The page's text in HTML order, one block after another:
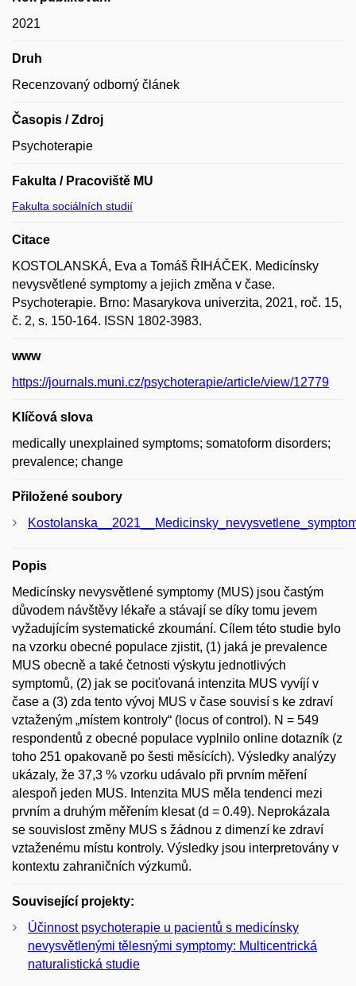
2021
Druh
Recenzovaný odborný článek
Časopis / Zdroj
Psychoterapie
Fakulta / Pracoviště MU
Fakulta sociálních studií
Citace
KOSTOLANSKÁ, Eva a Tomáš ŘIHÁČEK. Medicínsky
nevysvětlené symptomy a jejich změna v čase.
Psychoterapie. Brno: Masarykova univerzita, 2021, roč. 15,
č. 2, s. 150-164. ISSN 1802-3983.
www
https://journals.muni.cz/psychoterapie/article/view/12779
Klíčová slova
medically unexplained symptoms; somatoform disorders;
prevalence; change
Přiložené soubory
Popis
Medicínsky nevysvětlené symptomy (MUS) jsou častým
důvodem návštěvy lékaře a stávají se díky tomu jevem
vyžadujícím systematické zkoumání. Cílem této studie bylo
na vzorku obecné populace zjistit, (1) jaká je prevalence
MUS obecně a také četnosti výskytu jednotlivých
symptomů, (2) jak se pociťovaná intenzita MUS vyvíjí v
čase a (3) zda tento vývoj MUS v čase souvisí s ke zdraví
vztaženým „místem kontroly“ (locus of control). N = 549
respondentů z obecné populace vyplnilo online dotazník (z
toho 251 opakovaně po šesti měsících). Výsledky analýzy
ukázaly, že 37,3 % vzorku udávalo při prvním měření
alespoň jeden MUS. Intenzita MUS měla tendenci mezi
prvním a druhým měřením klesat (d = 0.49). Neprokázala
se souvislost změny MUS s žádnou z dimenzí ke zdraví
vztaženému místu kontroly. Výsledky jsou interpretovány v
kontextu zahraničních výzkumů.
Související projekty:
Účinnost psychoterapie u pacientů s medicínsky
nevysvětlenými tělesnými symptomy: Multicentrická
naturalistická studie